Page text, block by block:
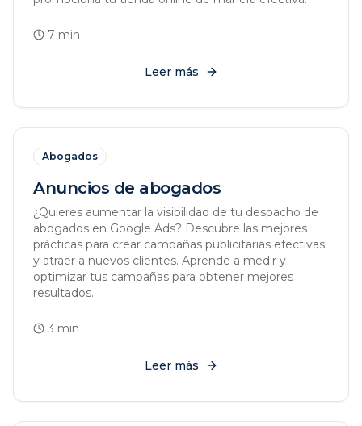
7 min
Leer más
Abogados
Anuncios de abogados
¿Quieres aumentar la visibilidad de tu despacho de
abogados en Google Ads? Descubre las mejores
prácticas para crear campañas publicitarias efectivas
y atraer a nuevos clientes. Aprende a medir y
optimizar tus campañas para obtener mejores
resultados.
3 min
Leer más